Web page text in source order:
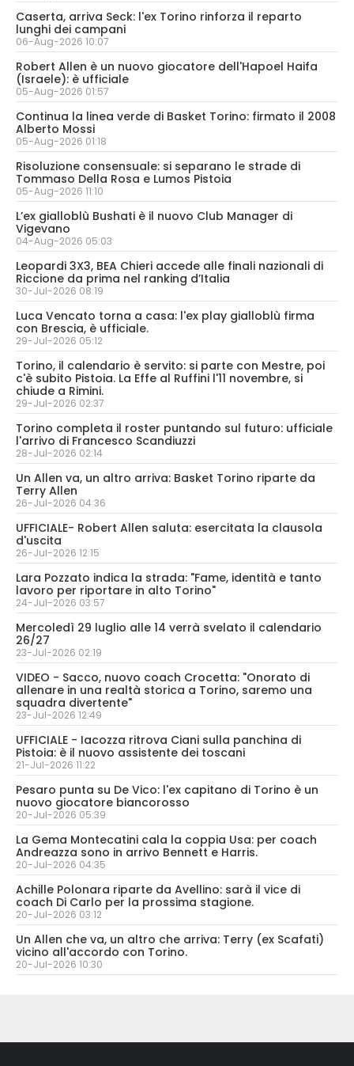
Caserta, arriva Seck: l'ex Torino rinforza il reparto
lunghi dei campani
06-Aug-2026 10:07
Robert Allen è un nuovo giocatore dell'Hapoel Haifa
(Israele): è ufficiale
05-Aug-2026 01:57
Continua la linea verde di Basket Torino: firmato il 2008
Alberto Mossi
05-Aug-2026 01:18
Risoluzione consensuale: si separano le strade di
Tommaso Della Rosa e Lumos Pistoia
05-Aug-2026 11:10
L’ex gialloblù Bushati è il nuovo Club Manager di
Vigevano
04-Aug-2026 05:03
Leopardi 3X3, BEA Chieri accede alle finali nazionali di
Riccione da prima nel ranking d’Italia
30-Jul-2026 08:19
Luca Vencato torna a casa: l'ex play gialloblù firma
con Brescia, è ufficiale.
29-Jul-2026 05:12
Torino, il calendario è servito: si parte con Mestre, poi
c'è subito Pistoia. La Effe al Ruffini l'11 novembre, si
chiude a Rimini.
29-Jul-2026 02:37
Torino completa il roster puntando sul futuro: ufficiale
l'arrivo di Francesco Scandiuzzi
28-Jul-2026 02:14
Un Allen va, un altro arriva: Basket Torino riparte da
Terry Allen
26-Jul-2026 04:36
UFFICIALE- Robert Allen saluta: esercitata la clausola
d'uscita
26-Jul-2026 12:15
Lara Pozzato indica la strada: "Fame, identità e tanto
lavoro per riportare in alto Torino"
24-Jul-2026 03:57
Mercoledì 29 luglio alle 14 verrà svelato il calendario
26/27
23-Jul-2026 02:19
VIDEO - Sacco, nuovo coach Crocetta: "Onorato di
allenare in una realtà storica a Torino, saremo una
squadra divertente"
23-Jul-2026 12:49
UFFICIALE - Iacozza ritrova Ciani sulla panchina di
Pistoia: è il nuovo assistente dei toscani
21-Jul-2026 11:22
Pesaro punta su De Vico: l'ex capitano di Torino è un
nuovo giocatore biancorosso
20-Jul-2026 05:39
La Gema Montecatini cala la coppia Usa: per coach
Andreazza sono in arrivo Bennett e Harris.
20-Jul-2026 04:35
Achille Polonara riparte da Avellino: sarà il vice di
coach Di Carlo per la prossima stagione.
20-Jul-2026 03:12
Un Allen che va, un altro che arriva: Terry (ex Scafati)
vicino all'accordo con Torino.
20-Jul-2026 10:30